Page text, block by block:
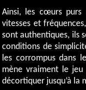
Ainsi, les cœurs purs
vitesses et
sont authentiques, ils
conditions de
les corrompus dans
mène vraiment le
décortiquer jusqu’à la